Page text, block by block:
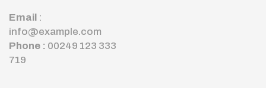
Email :
info@example.com
Phone : 00249 123 333
719